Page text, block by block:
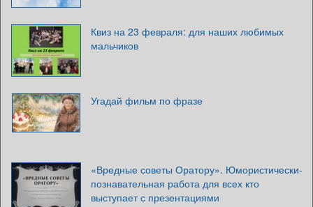
Квиз на 23 февраля: для наших любимых
мальчиков
Угадай фильм по фразе
«Вредные советы Оратору». Юмористически-
познавательная работа для всех кто
выступает с презентациями